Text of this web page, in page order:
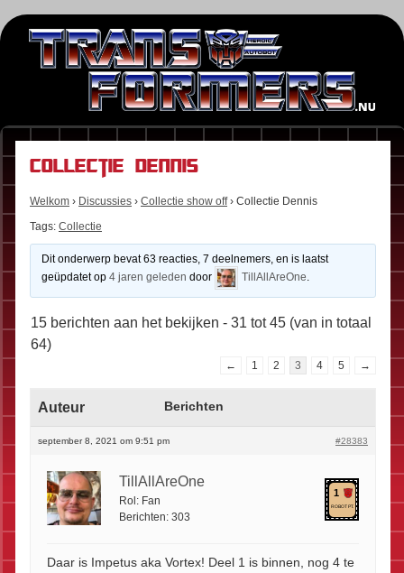
Collectie Dennis
Welkom › Discussies › Collectie show off › Collectie Dennis
Tags: Collectie
Dit onderwerp bevat 63 reacties, 7 deelnemers, en is laatst
geüpdatet op 4 jaren geleden door TillAllAreOne.
15 berichten aan het bekijken - 31 tot 45 (van in totaal
64)
← 1 2 3 4 5 →
Auteur Berichten
september 8, 2021 om 9:51 pm #28383
TillAllAreOne
Rol: Fan
Berichten: 303
1
ROBOT PT.
Daar is Impetus aka Vortex! Deel 1 is binnen, nog 4 te